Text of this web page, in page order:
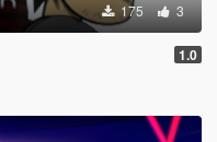
175 3
1.0